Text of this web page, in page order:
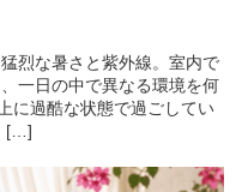
烈な暑さと紫外線。室内で
一日の中で異なる環境を何
に過酷な状態で過ごしてい
[…]